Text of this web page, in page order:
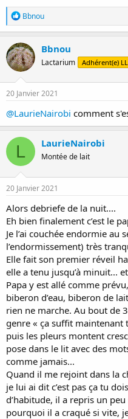
R
é
a
c
t
i
o
n
s
Bbnou
Bbnou
Lactarium Adhérent(e)
20 Janvier 2021
@LaurieNairobi comment
L LaurieNairobi
Montée de lait
20 Janvier 2021
Alors debriefe de la nuit....
Eh bien finalement c’est le
Je l’ai couchée endormie au
l’endormissement) très
Elle fait son premier réveil
elle a tenu jusqu’à minuit...
Papa y est allé comme
biberon d’eau, biberon de
rien ne marche. Au bout de
genre « ça suffit maintenant
puis les pleurs montent
pose dans le lit avec des
comme jamais...
Quand il me rejoint dans la
je lui ai dit c’est pas ça tu
d’habitude, il a repris un
pourquoi il a craqué si vite,